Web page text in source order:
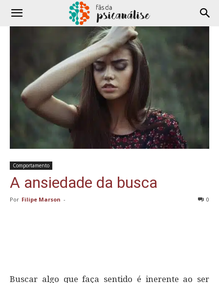
Comportamento
A ansiedade da busca
Por Filipe Marson - 0
Buscar algo que faça sentido é inerente ao ser